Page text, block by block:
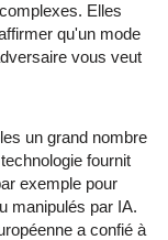
Elles
qu'un mode
vous veut
un grand nombre
fournit
exemple pour
manipulés par IA.
a confié à